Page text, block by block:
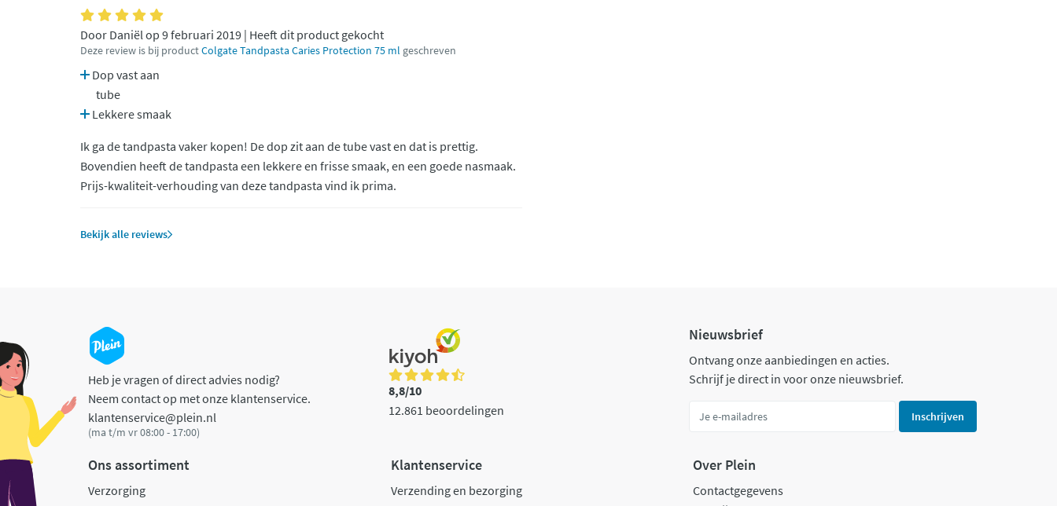
Door Daniël op 9 februari 2019 | Heeft dit product gekocht
Deze review is bij productColgate Tandpasta Caries Protection 75 ml geschreven
Dop vast aan
tube
Lekkere smaak
Ik ga de tandpasta vaker kopen! De dop zit aan de tube vast en dat is prettig.
Bovendien heeft de tandpasta een lekkere en frisse smaak, en een goede nasmaak.
Prijs-kwaliteit-verhouding van deze tandpasta vind ik prima.
Bekijk alle reviews
Heb je vragen of direct advies nodig?
Neem contact op met onze klantenservice.
klantenservice@plein.nl
(ma t/m vr 08:00 - 17:00)
8,8/10
12.861 beoordelingen
Nieuwsbrief
Ontvang onze aanbiedingen en acties.
Schrijf je direct in voor onze nieuwsbrief.
Inschrijven
Ons assortiment
Verzorging
Klantenservice
Verzending en bezorging
Over Plein
Contactgegevens